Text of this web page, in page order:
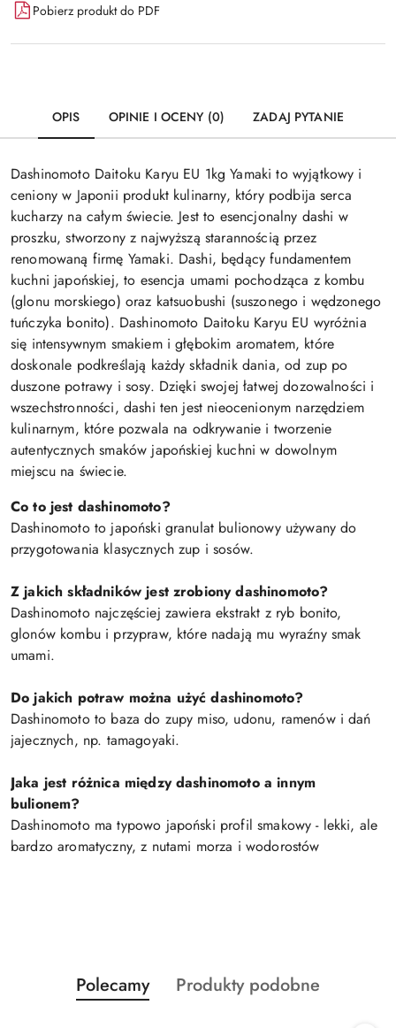
Pobierz produkt do PDF
OPIS OPINIE I OCENY (0) ZADAJ PYTANIE
Dashinomoto Daitoku Karyu EU 1kg Yamaki to wyjątkowy i
ceniony w Japonii produkt kulinarny, który podbija serca
kucharzy na całym świecie. Jest to esencjonalny dashi w
proszku, stworzony z najwyższą starannością przez
renomowaną firmę Yamaki. Dashi, będący fundamentem
kuchni japońskiej, to esencja umami pochodząca z kombu
(glonu morskiego) oraz katsuobushi (suszonego i wędzonego
tuńczyka bonito). Dashinomoto Daitoku Karyu EU wyróżnia
się intensywnym smakiem i głębokim aromatem, które
doskonale podkreślają każdy składnik dania, od zup po
duszone potrawy i sosy. Dzięki swojej łatwej dozowalności i
wszechstronności, dashi ten jest nieocenionym narzędziem
kulinarnym, które pozwala na odkrywanie i tworzenie
autentycznych smaków japońskiej kuchni w dowolnym
miejscu na świecie.
Co to jest dashinomoto?
Dashinomoto to japoński granulat bulionowy używany do
przygotowania klasycznych zup i sosów.
Z jakich składników jest zrobiony dashinomoto?
Dashinomoto najczęściej zawiera ekstrakt z ryb bonito,
glonów kombu i przypraw, które nadają mu wyraźny smak
umami.
Do jakich potraw można użyć dashinomoto?
Dashinomoto to baza do zupy miso, udonu, ramenów i dań
jajecznych, np. tamagoyaki.
Jaka jest różnica między dashinomoto a innym
bulionem?
Dashinomoto ma typowo japoński profil smakowy - lekki, ale
bardzo aromatyczny, z nutami morza i wodorostów
Pomiń karuzelę produktów
Produkty
o
Polecamy
Produkty
Produkty podobne